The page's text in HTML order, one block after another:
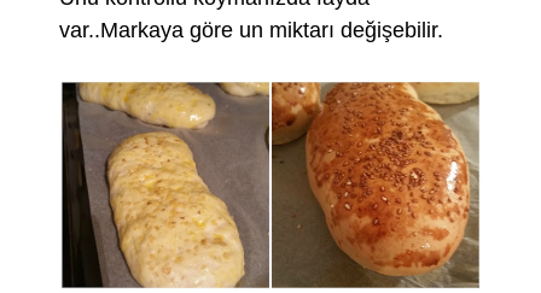
var..Markaya göre un miktarı değişebilir.